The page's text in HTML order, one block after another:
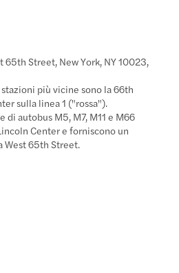
65th Street, New York, NY 10023,
stazioni più vicine sono la 66th
sulla linea 1 ("rossa").
di autobus M5, M7, M11 e M66
Center e forniscono un
West 65th Street.